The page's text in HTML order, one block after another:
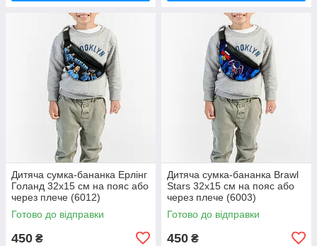
Дитяча сумка-бананка Ерлінг
Голанд 32х15 см на пояс або
через плече (6012)
Готово до відправки
450 ₴
Дитяча сумка-бананка Brawl
Stars 32х15 см на пояс або
через плече (6003)
Готово до відправки
450 ₴